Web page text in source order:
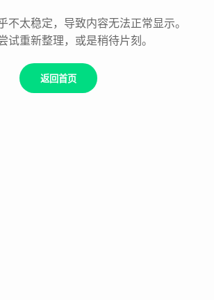
不太稳定，导致内容无法正常显示。
试重新整理，或是稍待片刻。
返回首页